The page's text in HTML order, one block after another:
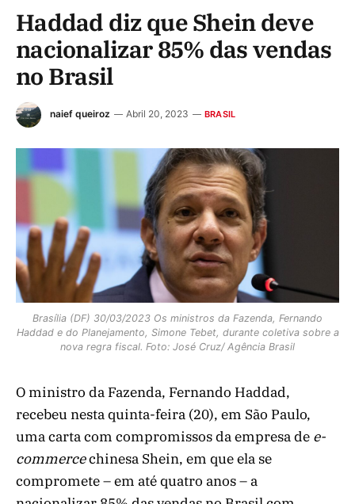
Haddad diz que Shein deve
nacionalizar 85% das vendas
no Brasil
naief queiroz Abril 20, 2023 BRASIL
Brasília (DF) 30/03/2023 Os ministros da Fazenda, Fernando
Haddad e do Planejamento, Simone Tebet, durante coletiva sobre a
nova regra fiscal. Foto: José Cruz/ Agência Brasil
O ministro da Fazenda, Fernando Haddad,
recebeu nesta quinta-feira (20), em São Paulo,
uma carta com compromissos da empresa de e-
commercechinesa Shein, em que ela se
compromete – em até quatro anos – a